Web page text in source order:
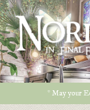
* May your